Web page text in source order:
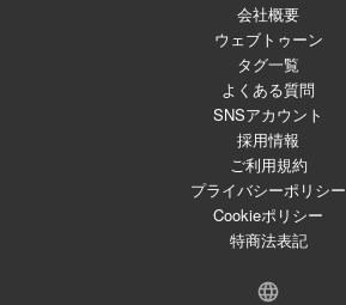
会社概要
ウェブトゥーン
タグ一覧
よくある質問
SNSアカウント
採用情報
ご利用規約
プライバシーポリシー
Cookieポリシー
特商法表記